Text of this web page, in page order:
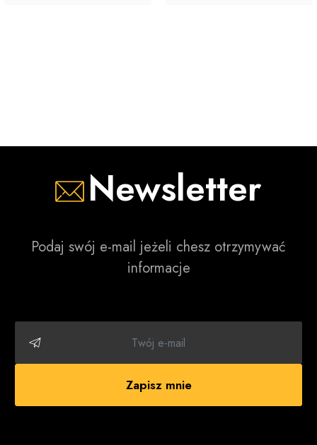
Newsletter
Podaj swój e-mail jeżeli chesz otrzymywać
informacje
Zapisz mnie